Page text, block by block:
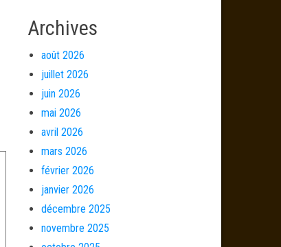
Archives
août 2026
juillet 2026
juin 2026
mai 2026
avril 2026
mars 2026
février 2026
janvier 2026
décembre 2025
novembre 2025